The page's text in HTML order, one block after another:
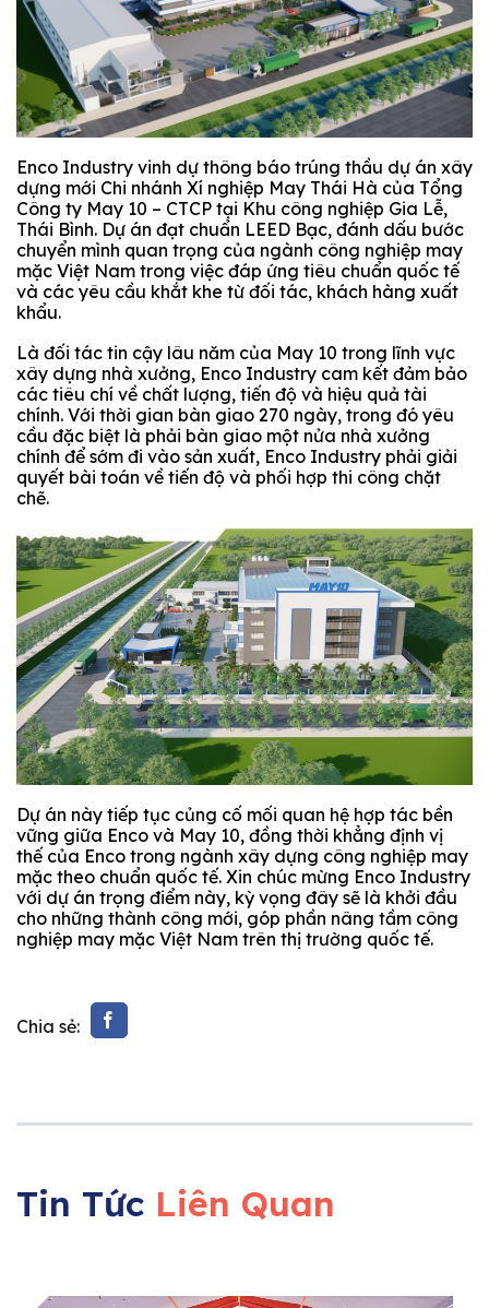
Enco Industry vinh dự thông báo trúng thầu dự án xây
dựng mới Chi nhánh Xí nghiệp May Thái Hà của Tổng
Công ty May 10 – CTCP tại Khu công nghiệp Gia Lễ,
Thái Bình. Dự án đạt chuẩn LEED Bạc, đánh dấu bước
chuyển mình quan trọng của ngành công nghiệp may
mặc Việt Nam trong việc đáp ứng tiêu chuẩn quốc tế
và các yêu cầu khắt khe từ đối tác, khách hàng xuất
khẩu.
Là đối tác tin cậy lâu năm của May 10 trong lĩnh vực
xây dựng nhà xưởng, Enco Industry cam kết đảm bảo
các tiêu chí về chất lượng, tiến độ và hiệu quả tài
chính. Với thời gian bàn giao 270 ngày, trong đó yêu
cầu đặc biệt là phải bàn giao một nửa nhà xưởng
chính để sớm đi vào sản xuất, Enco Industry phải giải
quyết bài toán về tiến độ và phối hợp thi công chặt
chẽ.
Dự án này tiếp tục củng cố mối quan hệ hợp tác bền
vững giữa Enco và May 10, đồng thời khẳng định vị
thế của Enco trong ngành xây dựng công nghiệp may
mặc theo chuẩn quốc tế. Xin chúc mừng Enco Industry
với dự án trọng điểm này, kỳ vọng đây sẽ là khởi đầu
cho những thành công mới, góp phần nâng tầm công
nghiệp may mặc Việt Nam trên thị trường quốc tế.
Chia sẻ:
Tin Tức Liên Quan